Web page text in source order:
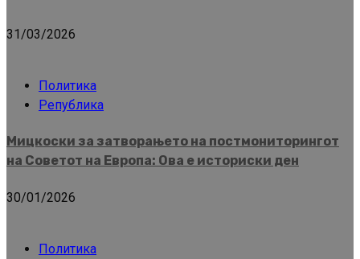
31/03/2026
Политика
Република
Мицкоски за затворањето на постмониторингот
на Советот на Европа: Ова е историски ден
30/01/2026
Политика